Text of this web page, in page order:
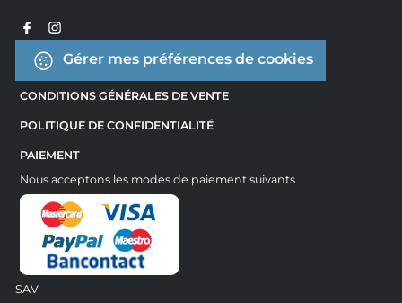
Gérer mes préférences de cookies
CONDITIONS GÉNÉRALES DE VENTE
POLITIQUE DE CONFIDENTIALITÉ
PAIEMENT
Nous acceptons les modes de paiement suivants
SAV